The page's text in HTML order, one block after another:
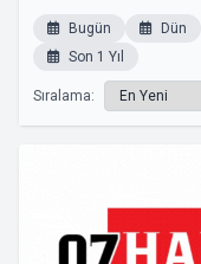
Bugün Dün
Son 1 Yıl
Sıralama: